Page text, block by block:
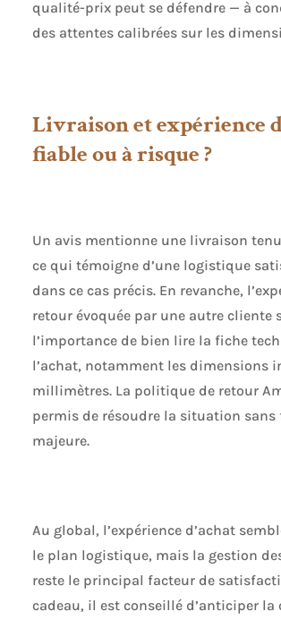
qualité-prix peut se défendre — à
des attentes calibrées sur les
Livraison et expérience
fiable ou à risque ?
Un avis mentionne une livraison
ce qui témoigne d’une logistique
dans ce cas précis. En revanche,
retour évoquée par une autre cliente
l’importance de bien lire la fiche
l’achat, notamment les dimensions
millimètres. La politique de retour
permis de résoudre la situation
majeure.
Au global, l’expérience d’achat
le plan logistique, mais la gestion
reste le principal facteur de
cadeau, il est conseillé d’anticiper la